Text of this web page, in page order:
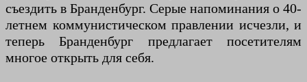
съездить в Бранденбург. Серые напоминания о 40-
летнем коммунистическом правлении исчезли, и
теперь Бранденбург предлагает посетителям
многое открыть для себя.